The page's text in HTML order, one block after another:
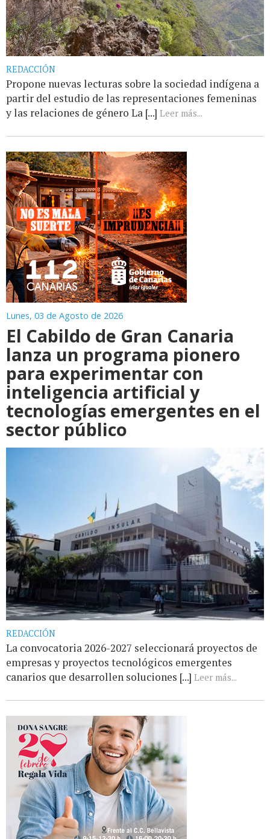
REDACCIÓN
Propone nuevas lecturas sobre la sociedad indígena a
partir del estudio de las representaciones femeninas
y las relaciones de género La [...] Leer más...
Lunes, 03 de Agosto de 2026
El Cabildo de Gran Canaria
lanza un programa pionero
para experimentar con
inteligencia artificial y
tecnologías emergentes en el
sector público
REDACCIÓN
La convocatoria 2026-2027 seleccionará proyectos de
empresas y proyectos tecnológicos emergentes
canarios que desarrollen soluciones [...] Leer más...